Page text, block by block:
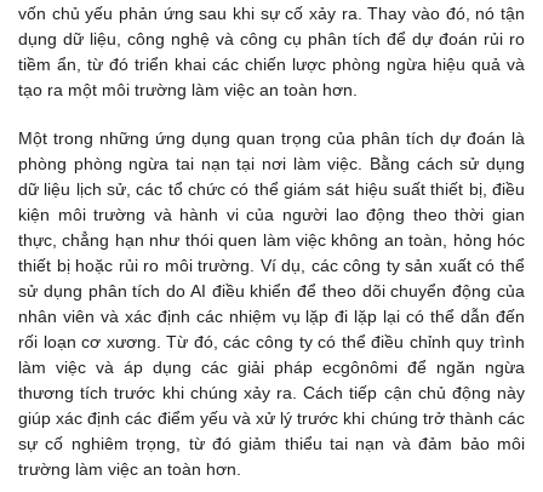
vốn chủ yếu phản ứng sau khi sự cố xảy ra. Thay vào đó, nó tận
dụng dữ liệu, công nghệ và công cụ phân tích để dự đoán rủi ro
tiềm ẩn, từ đó triển khai các chiến lược phòng ngừa hiệu quả và
tạo ra một môi trường làm việc an toàn hơn.
Một trong những ứng dụng quan trọng của phân tích dự đoán là
phòng phòng ngừa tai nạn tại nơi làm việc. Bằng cách sử dụng
dữ liệu lịch sử, các tổ chức có thể giám sát hiệu suất thiết bị, điều
kiện môi trường và hành vi của người lao động theo thời gian
thực, chẳng hạn như thói quen làm việc không an toàn, hỏng hóc
thiết bị hoặc rủi ro môi trường. Ví dụ, các công ty sản xuất có thể
sử dụng phân tích do AI điều khiển để theo dõi chuyển động của
nhân viên và xác định các nhiệm vụ lặp đi lặp lại có thể dẫn đến
rối loạn cơ xương. Từ đó, các công ty có thể điều chỉnh quy trình
làm việc và áp dụng các giải pháp ecgônômi để ngăn ngừa
thương tích trước khi chúng xảy ra. Cách tiếp cận chủ động này
giúp xác định các điểm yếu và xử lý trước khi chúng trở thành các
sự cố nghiêm trọng, từ đó giảm thiểu tai nạn và đảm bảo môi
trường làm việc an toàn hơn.